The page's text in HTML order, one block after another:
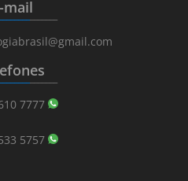
mail_______
_______
7777
5757